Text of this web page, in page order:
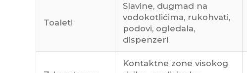
Toaleti
Slavine, dugmad na
vodokotlićima, rukohvati,
podovi, ogledala,
dispenzeri
Kontaktne zone visokog